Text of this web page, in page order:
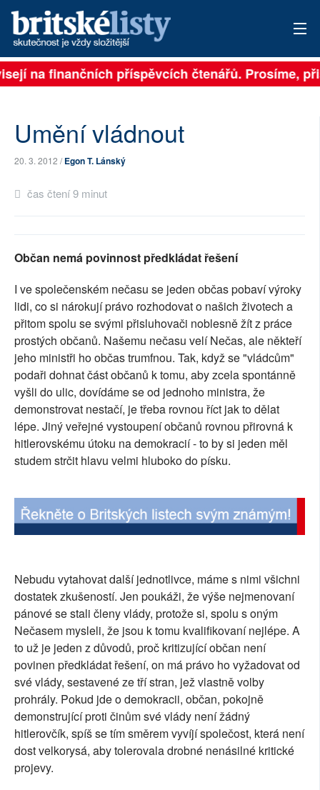
PŘIHLÁSIT
ARCHIV
PŘÍSPĚVKY NA PROVOZ
SOCIÁLNÍ SÍTĚ
RUBRIKY
PLNÁ VERZE STRÁNEK
na finančních příspěvcích čtenářů. Prosíme,
Umění vládnout
20. 3. 2012 /Egon T. Lánský
čas čtení 9 minut
Občan nemá povinnost předkládat řešení
I ve společenském nečasu se jeden občas pobaví výroky
lidi, co si nárokují právo rozhodovat o našich životech a
přitom spolu se svými přisluhovači noblesně žít z práce
prostých občanů. Našemu nečasu velí Nečas, ale někteří
jeho ministři ho občas trumfnou. Tak, když se "vládcům"
podaři dohnat část občanů k tomu, aby zcela spontánně
vyšli do ulic, dovídáme se od jednoho ministra, že
demonstrovat nestačí, je třeba rovnou říct jak to dělat
lépe. Jiný veřejné vystoupení občanů rovnou přirovná k
hitlerovskému útoku na demokracií - to by si jeden měl
studem strčit hlavu velmi hluboko do písku.
Nebudu vytahovat další jednotlivce, máme s nimi všichni
dostatek zkušeností. Jen poukáži, že výše nejmenovaní
pánové se stali členy vlády, protože si, spolu s oným
Nečasem mysleli, že jsou k tomu kvalifikovaní nejlépe. A
to už je jeden z důvodů, proč kritizující občan není
povinen předkládat řešení, on má právo ho vyžadovat od
své vlády, sestavené ze tří stran, jež vlastně volby
prohrály. Pokud jde o demokracii, občan, pokojně
demonstrující proti činům své vlády není žádný
hitlerovčík, spíš se tím směrem vyvíjí společost, která není
dost velkorysá, aby tolerovala drobné nenásilné kritické
projevy.